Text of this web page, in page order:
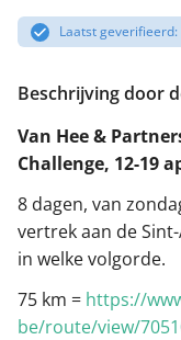
Laatst
Beschrijving door
Van Hee &
Challenge, 12-19
8 dagen, van
vertrek aan de
in welke volgorde.
75 km = https://
be/route/view/